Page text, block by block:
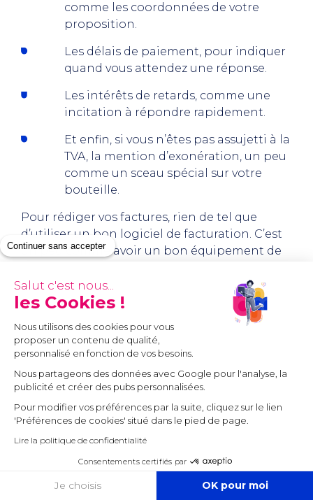
Continuer sans accepter
Salut c'est nous...
les Cookies !
Nous utilisons des cookies pour vous
proposer un contenu de qualité,
personnalisé en fonction de vos besoins.
Nous partageons des données avec Google pour l'analyse, la
publicité et créer des pubs personnalisées.
Pour modifier vos préférences par la suite, cliquez sur le lien
'Préférences de cookies' situé dans le pied de page.
Lire la politique de confidentialité
Consentements certifiés par
Je choisis OK pour moi
COOKIES
comme les coordonnées de votre
proposition.
Les délais de paiement, pour indiquer
quand vous attendez une réponse.
Les intérêts de retards, comme une
incitation à répondre rapidement.
Et enfin, si vous n’êtes pas assujetti à la
TVA, la mention d’exonération, un peu
comme un sceau spécial sur votre
bouteille.
Pour rédiger vos factures, rien de tel que
d’utiliser un bon logiciel de facturation. C’est
un peu comme avoir un bon équipement de
plus facile. Vous pouvez choisir celui qui vous
convient le mieux, un peu comme choisir le
Et si vous devez facturer à l’étranger, pensez à
dans le pays concerné. C’est comme connaître
les courants et les vents avant de naviguer
vers de nouvelles terres. Cela vous aidera à
éviter les surprises inattendues et à naviguer
en toute sécurité.
d’utiliserun outil
de facturation ?